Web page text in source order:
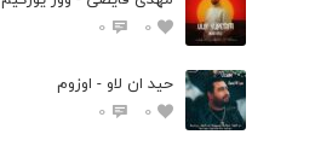
0
0
حید ان لاو - اوزوم
0
0